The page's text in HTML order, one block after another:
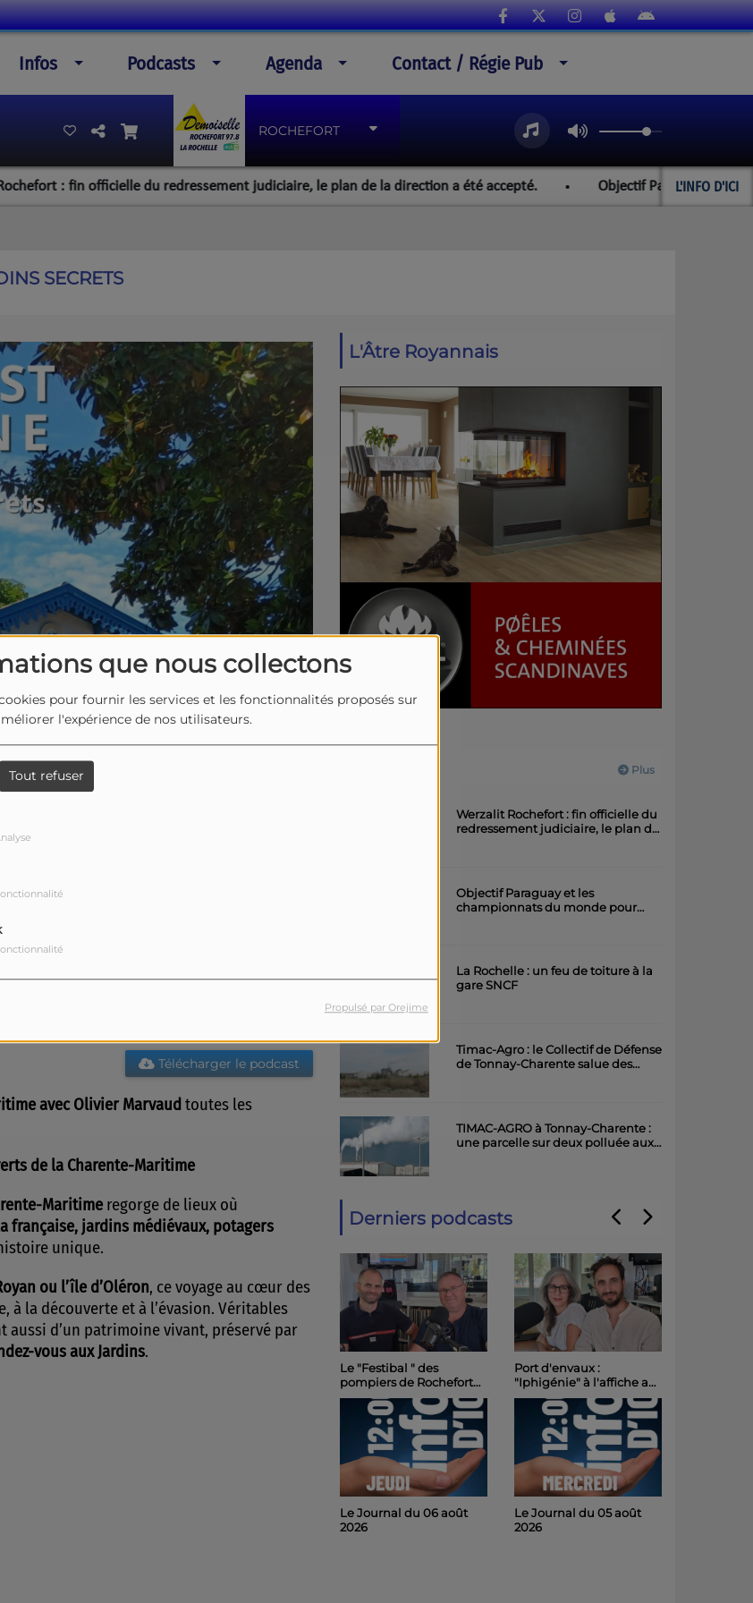
que nous collectons
pour fournir les services et les fonctionnalités proposés sur
l'expérience de nos utilisateurs.
Tout refuser
Propulsé par Orejime
Infos Podcasts Agenda Contact / Régie Pub
ROCHEFORT
L'INFO D'ICI
: fin officielle du redressement judiciaire, le plan de la direction a été accepté. Objectif Paraguay et les
SECRETS
Télécharger le podcast
avec Olivier Marvaud toutes les
de la Charente-Maritime
Maritime regorge de lieux où
française, jardins médiévaux, potagers
unique.
ou l’île d’Oléron, ce voyage au cœur des
la découverte et à l’évasion. Véritables
aussi d’un patrimoine vivant, préservé par
vous aux Jardins.
L'Âtre Royannais
Plus
Werzalit Rochefort : fin officielle du
redressement judiciaire, le plan de
Objectif Paraguay et les
championnats du monde pour
La Rochelle : un feu de toiture à la
gare SNCF
Timac-Agro : le Collectif de Défense
de Tonnay-Charente salue des
TIMAC-AGRO à Tonnay-Charente :
une parcelle sur deux polluée aux
Derniers podcasts
Le "Festibal " des
pompiers de Rochefort
maintenu et placé sous
le signe de la sobriété
Le Journal du 06 août
2026
Port d'envaux :
"Iphigénie" à l'affiche au
Château de Panloy
samedi soir
Le Journal du 05 août
2026